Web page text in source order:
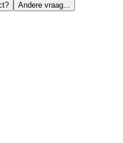
Andere vraag...